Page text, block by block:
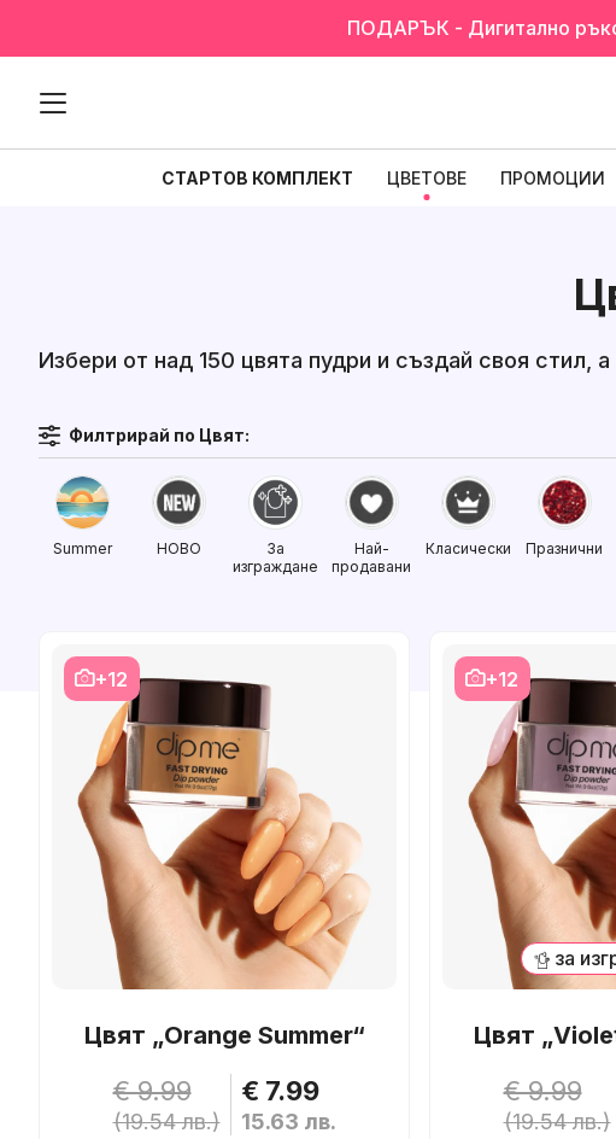
ПОДАРЪК - Дигитално
СТАРТОВ КОМПЛЕКТ ЦВЕТОВЕ ПРОМОЦИИ
Избери от над 150 цвята пудри и създай своя
Филтрирай по Цвят:
Summer НОВО
За
изграждане
Най-
продавани
Класически Празнични
+12
Цвят „Orange Summer“
€ 9.99
(19.54 лв.)
€ 7.99
15.63 лв.
за
+12
Цвят
€ 9.99
(19.54 лв.)